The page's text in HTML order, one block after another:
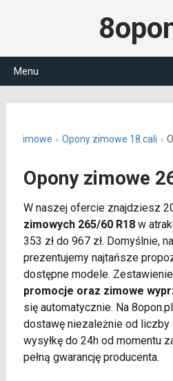
Menu
zimowe Opony zimowe 18 cali
Opony zimowe
W naszej ofercie znajdziesz
zimowych 265/60 R18w
353 zł do 967 zł. Domyślnie,
prezentujemy najtańsze
dostępne modele.
promocje oraz zimowe
się automatycznie. Na
dostawę niezależnie od
wysyłkę do 24h od momentu
pełną gwarancję producenta.